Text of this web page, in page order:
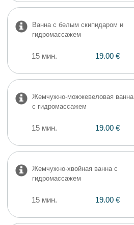
Ванна с белым скипидаром и
гидромассажем
15 мин. 19.00 €
Жемчужно-можжевеловая ванна
с гидромассажем
15 мин. 19.00 €
Жемчужно-хвойная ванна с
гидромассажем
15 мин. 19.00 €